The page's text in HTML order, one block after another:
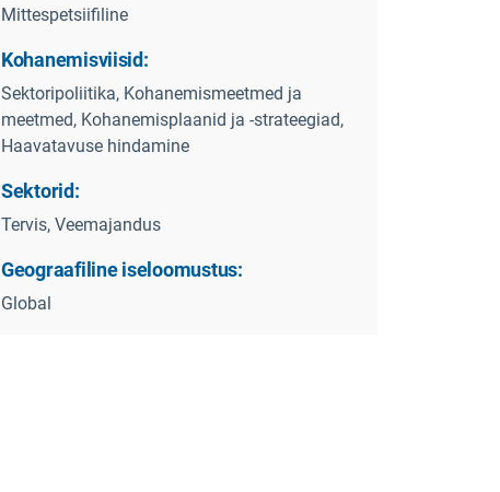
Mittespetsiifiline
Kohanemisviisid:
Sektoripoliitika, Kohanemismeetmed ja
meetmed, Kohanemisplaanid ja -strateegiad,
Haavatavuse hindamine
Sektorid:
Tervis, Veemajandus
Geograafiline iseloomustus:
Global